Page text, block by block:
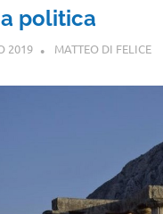
politica
2019 MATTEO DI FELICE